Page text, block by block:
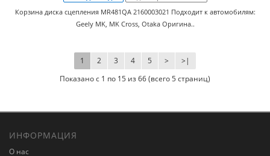
Корзина диска сцепления MR481QA 2160003021 Подходит к автомобилям:
Geely MK, MK Cross, Otaka Оригина..
1 2 3 4 5 > >|
Показано с 1 по 15 из 66 (всего 5 страниц)
ИНФОРМАЦИЯ
О нас